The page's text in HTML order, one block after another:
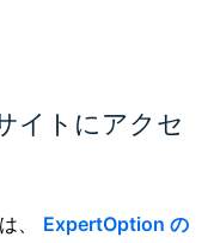
イトにアクセ
、 ExpertOption の